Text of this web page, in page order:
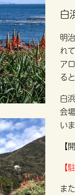
白
明
れ
ア
る
白
会
い
【
【
ま